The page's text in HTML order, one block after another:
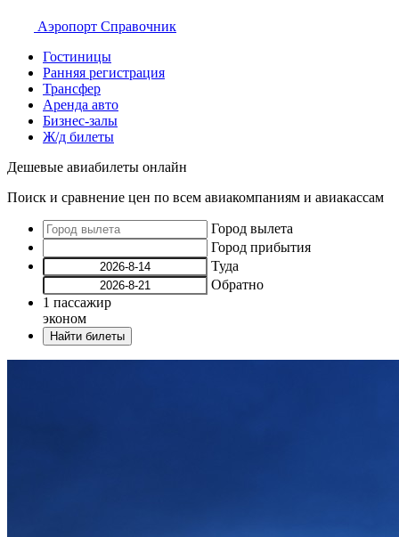
Аэропорт Справочник
Гостиницы
Ранняя регистрация
Трансфер
Аренда авто
Бизнес-залы
Ж/д билеты
Дешевые авиабилеты онлайн
Поиск и сравнение цен по всем авиакомпаниям и авиакассам
Город вылета
Город прибытия
Туда
Обратно
1 пассажир
эконом
Найти билеты